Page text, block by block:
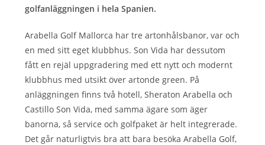
golfanläggningen i hela Spanien.
Arabella Golf Mallorca har tre artonhålsbanor, var och
en med sitt eget klubbhus. Son Vida har dessutom
fått en rejäl uppgradering med ett nytt och modernt
klubbhus med utsikt över artonde green. På
anläggningen finns två hotell, Sheraton Arabella och
Castillo Son Vida, med samma ägare som äger
banorna, så service och golfpaket är helt integrerade.
Det går naturligtvis bra att bara besöka Arabella Golf,